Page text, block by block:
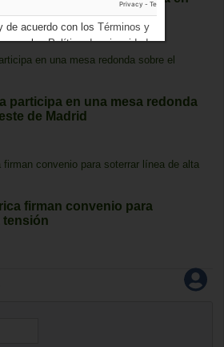
participa en una mesa redonda
de Madrid
firman convenio para
tensión
de acuerdo con los Términos y
y losPolítica de privacidad